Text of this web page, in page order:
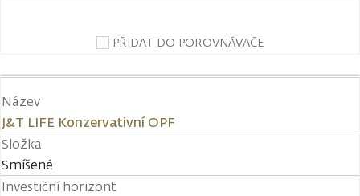
PŘIDAT DO POROVNÁVAČE
Název
J&T LIFE Konzervativní OPF
Složka
Smíšené
Investiční horizont